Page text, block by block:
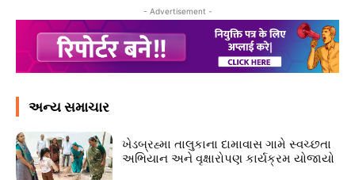
- Advertisement -
અન્ય સમાચાર
ખેડબ્રહ્મા તાલુકાના દામાવાસ ગામે સ્વચ્છતા
અભિયાન અને વૃક્ષારોપણ કાર્યક્રમ યોજાયો